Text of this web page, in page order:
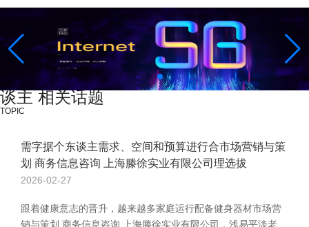
谈主 相关话题
TOPIC
需字据个东谈主需求、空间和预算进行合市场营销与策
划 商务信息咨询 上海滕徐实业有限公司理选拔
2026-02-27
跟着健康意志的晋升，越来越多家庭运行配备健身器材市场营
销与策划 商务信息咨询 上海滕徐实业有限公司，浅易平淡老